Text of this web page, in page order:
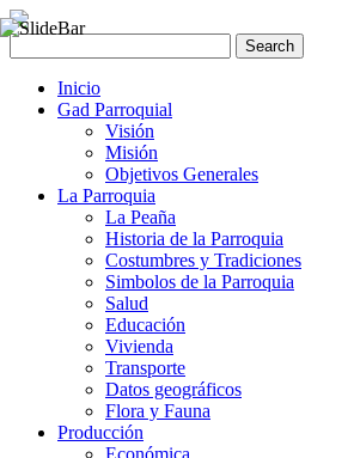
Inicio
Gad Parroquial
Visión
Misión
Objetivos Generales
La Parroquia
La Peaña
Historia de la Parroquia
Costumbres y Tradiciones
Simbolos de la Parroquia
Salud
Educación
Vivienda
Transporte
Datos geográficos
Flora y Fauna
Producción
Económica